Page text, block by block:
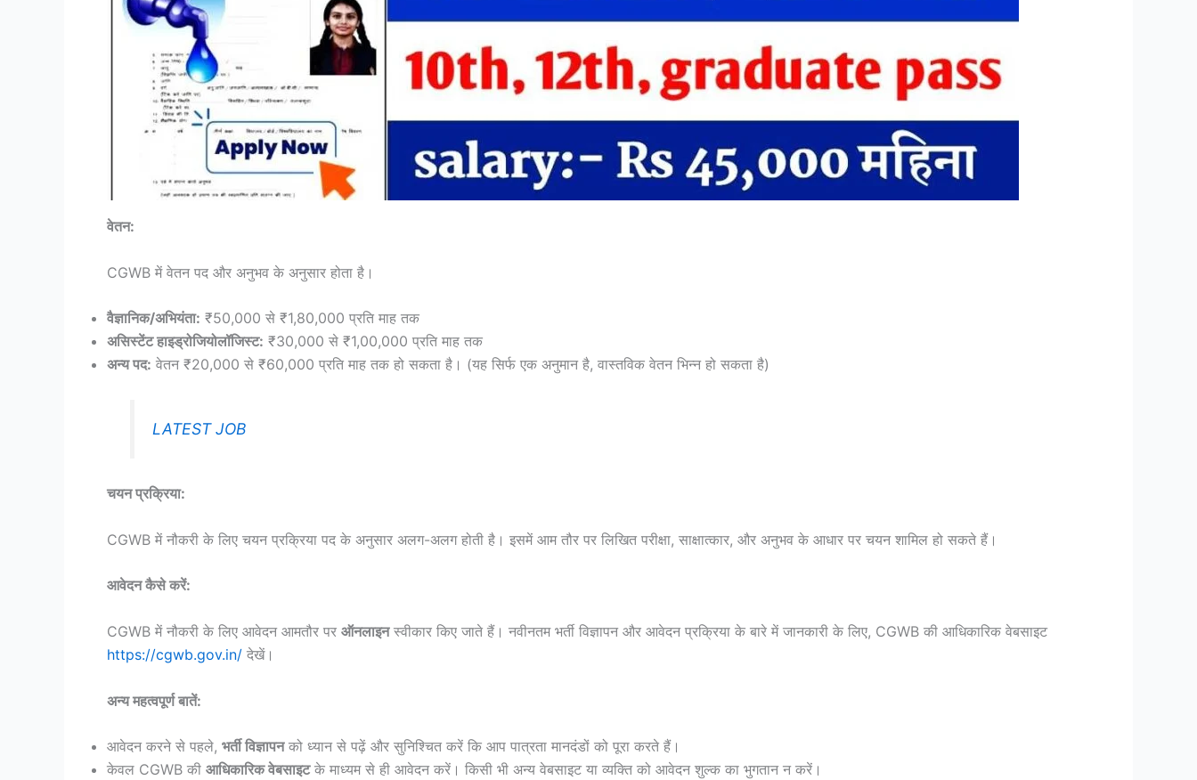
वेतन:
CGWB में वेतन पद और अनुभव के अनुसार होता है।
वैज्ञानिक/अभियंता: ₹50,000 से ₹1,80,000 प्रति माह तक
असिस्टेंट हाइड्रोजियोलॉजिस्ट: ₹30,000 से ₹1,00,000 प्रति माह तक
अन्य पद: वेतन ₹20,000 से ₹60,000 प्रति माह तक हो सकता है। (यह सिर्फ एक अनुमान है, वास्तविक वेतन भिन्न हो सकता है)
LATEST JOB
चयन प्रक्रिया:
CGWB में नौकरी के लिए चयन प्रक्रिया पद के अनुसार अलग-अलग होती है। इसमें आम तौर पर लिखित परीक्षा, साक्षात्कार, और अनुभव के आधार पर चयन शामिल हो सकते हैं।
आवेदन कैसे करें:
CGWB में नौकरी के लिए आवेदन आमतौर पर ऑनलाइनस्वीकार किए जाते हैं। नवीनतम भर्ती विज्ञापन और आवेदन प्रक्रिया के बारे में जानकारी के लिए, CGWB की आधिकारिक वेबसाइट
https://cgwb.gov.in/ देखें।
अन्य महत्वपूर्ण बातें:
आवेदन करने से पहले, भर्ती विज्ञापनको ध्यान से पढ़ें और सुनिश्चित करें कि आप पात्रता मानदंडों को पूरा करते हैं।
केवल CGWB की आधिकारिक वेबसाइटके माध्यम से ही आवेदन करें। किसी भी अन्य वेबसाइट या व्यक्ति को आवेदन शुल्क का भुगतान न करें।